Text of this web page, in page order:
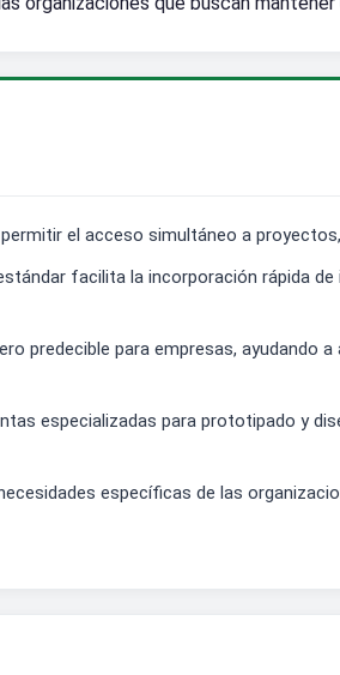
el acceso simultáneo a
facilita la incorporación rápida
predecible para empresas, ayudando
especializadas para prototipado y
específicas de las